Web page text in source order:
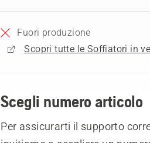
Fuori produzione
Scopri tutte le Soffiatori in
Scegli numero articolo
Per assicurarti il supporto